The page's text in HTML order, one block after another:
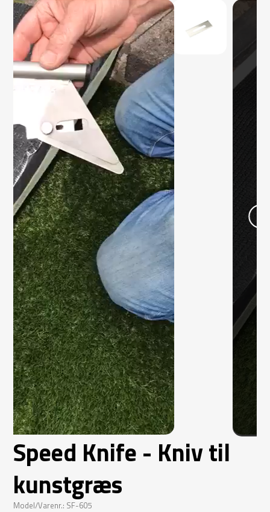
Speed Knife - Kniv til
kunstgræs
Model/Varenr.: SF-605